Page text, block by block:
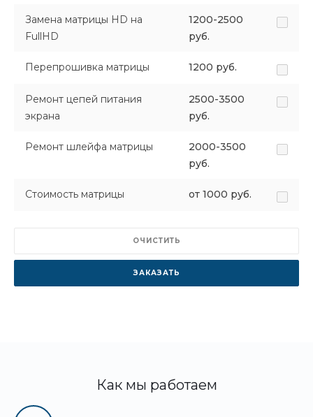
Замена матрицы HD на
FullHD
1200-2500
руб.
Перепрошивка матрицы 1200 руб.
Ремонт цепей питания
экрана
2500-3500
руб.
Ремонт шлейфа матрицы
2000-3500
руб.
Стоимость матрицы от 1000 руб.
ОЧИСТИТЬ
ЗАКАЗАТЬ
Как мы работаем